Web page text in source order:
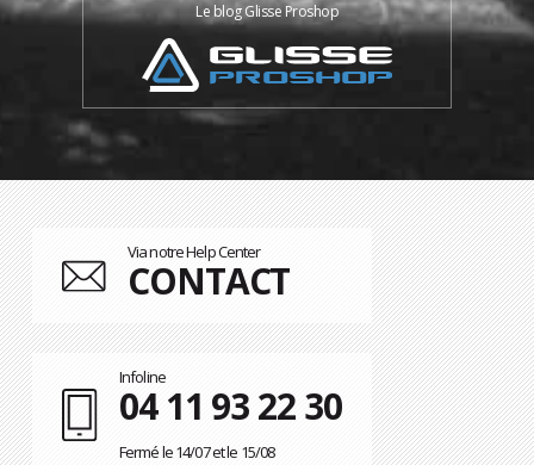
Le blog Glisse Proshop
Via notre Help Center
CONTACT
Infoline
04 11 93 22 30
Fermé le 14/07 et le 15/08